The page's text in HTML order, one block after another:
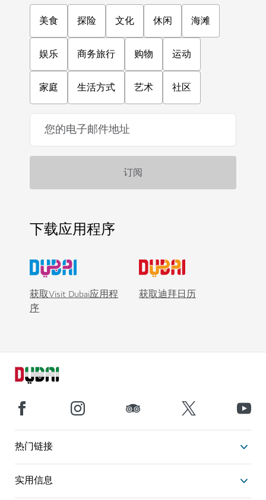
美食 探险 文化 休闲 海滩
娱乐 商务旅行 购物 运动
家庭 生活方式 艺术 社区
下载应用程序
获取Visit Dubai应用程
序
获取迪拜日历
热门链接
实用信息